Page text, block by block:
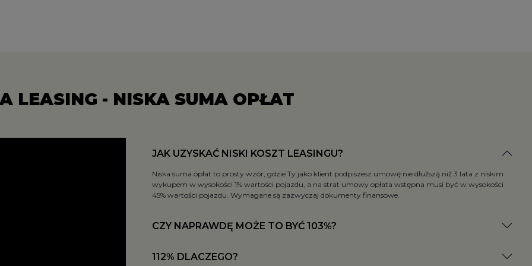
LEASING - NISKA SUMA OPŁAT
JAK UZYSKAĆ NISKI KOSZT LEASINGU?
Niska suma opłat to prosty wzór, gdzie Ty jako klient podpiszesz umowę nie dłuższą niż 3 lata z niskim
wykupem w wysokości 1% wartości pojazdu, a na strat umowy opłata wstępna musi być w wysokości
45% wartości pojazdu. Wymagane są zazwyczaj dokumenty finansowe.
CZY NAPRAWDĘ MOŻE TO BYĆ 103%?
112% DLACZEGO?